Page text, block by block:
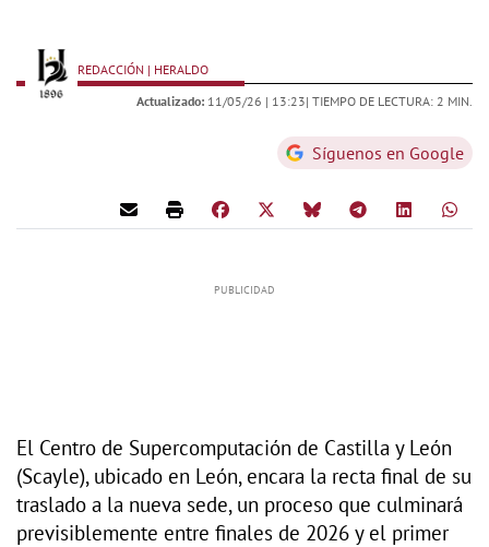
REDACCIÓN | HERALDO
Actualizado: 11/05/26 | 13:23| TIEMPO DE LECTURA: 2 MIN.
Síguenos en Google
El Centro de Supercomputación de Castilla y León
(Scayle), ubicado en León, encara la recta final de su
traslado a la nueva sede, un proceso que culminará
previsiblemente entre finales de 2026 y el primer